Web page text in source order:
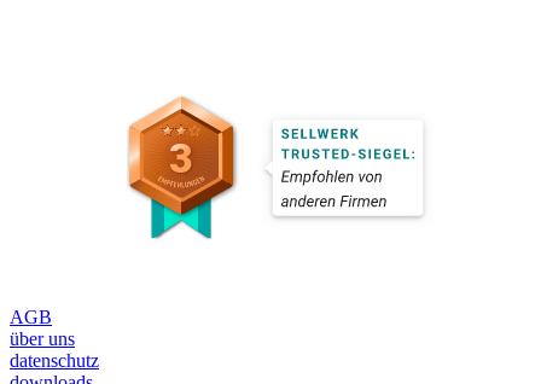
AGB
über uns
datenschutz